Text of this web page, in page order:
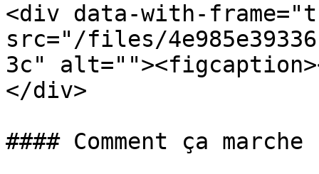
<div data-with-
src="/files/
3c"
</div>
#### Comment ça marche